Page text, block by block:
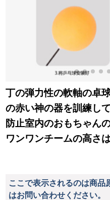
丁の弾力性の軟軸の卓
の赤い神の器を訓練し
防止室内のおもちゃん
ワンワンチームの高さ
ここで表示されるのは商品
はお問い合わせください。